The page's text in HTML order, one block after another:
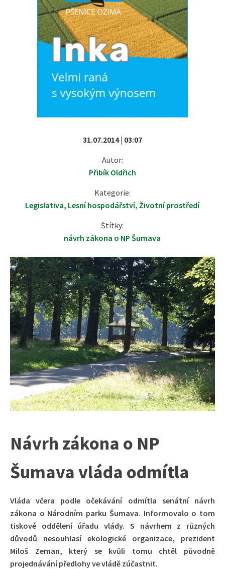
31.07.2014 | 03:07
Autor:
Přibík Oldřich
Kategorie:
Legislativa, Lesní hospodářství,Životní prostředí
Štítky:
návrh zákona o NP Šumava
Návrh zákona o NP
Šumava vláda odmítla
Vláda včera podle očekávání odmítla senátní návrh
zákona o Národním parku Šumava. Informovalo o tom
tiskové oddělení úřadu vlády. S návrhem z různých
důvodů nesouhlasí ekologické organizace, prezident
Miloš Zeman, který se kvůli tomu chtěl původně
projednávání předlohy ve vládě zúčastnit.